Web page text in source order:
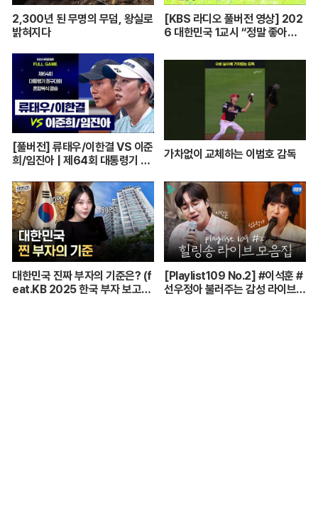
2,300년 된 무명의 무덤, 왕실로
밝혀지다
[KBS 라디오 풀버전 영상] 202
6 대한민국 1교시 “정말 좋아
[풀버전] 류태우/이한결 VS 이준
희/임진아 | 제64회 대통령기 종
7.22 방송)
가차없이 교체하는 이범호 감독
대한민국 진짜 부자의 기준은? (f
eat.KB 2025 한국 부자 보고
[Playlist109 No.2] #이석훈 #
선우정아 불러주는 감성 라이브